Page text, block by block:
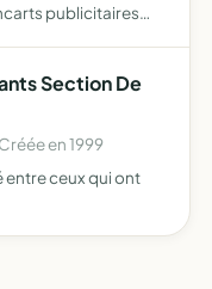
publicitaires
Section De
en 1999
entre ceux qui ont